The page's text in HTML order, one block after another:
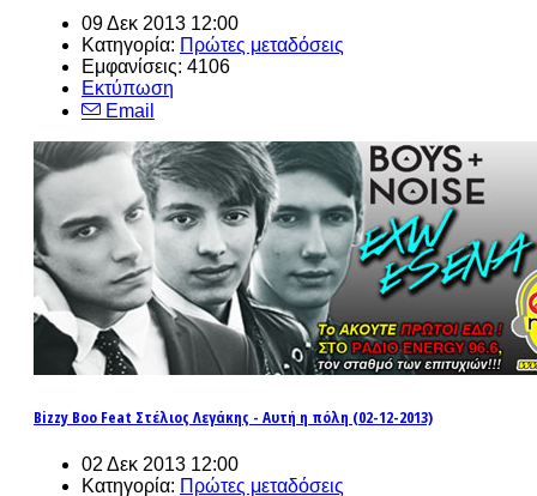
09 Δεκ 2013 12:00
Κατηγορία: Πρώτες μεταδόσεις
Εμφανίσεις: 4106
Εκτύπωση
Email
Bizzy Boo Feat Στέλιος Λεγάκης - Αυτή η πόλη (02-12-2013)
02 Δεκ 2013 12:00
Κατηγορία: Πρώτες μεταδόσεις